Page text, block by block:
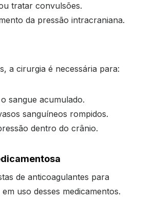
tratar convulsões.
da pressão intracraniana.
a cirurgia é necessária para:
sangue acumulado.
sanguíneos rompidos.
dentro do crânio.
de anticoagulantes para
uso desses medicamentos.